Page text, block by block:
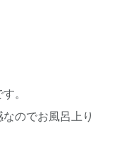
。
のでお風呂上り